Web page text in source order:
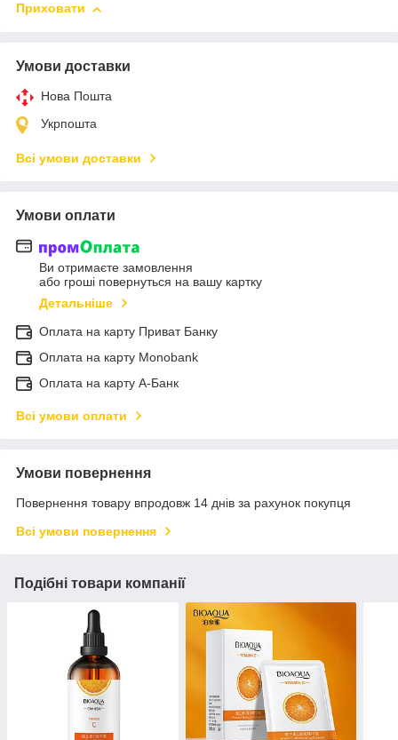
Приховати
Умови доставки
Нова Пошта
Укрпошта
Всі умови доставки
Умови оплати
Ви отримаєте замовлення
або гроші повернуться на вашу картку
Детальніше
Оплата на карту Приват Банку
Оплата на карту Monobank
Оплата на карту А-Банк
Всі умови оплати
Умови повернення
Повернення товару впродовж 14 днів за рахунок покупця
Всі умови повернення
Подібні товари компанії